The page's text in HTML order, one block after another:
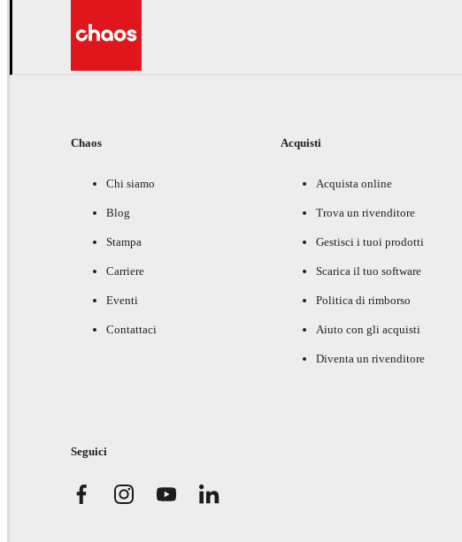
Chaos
Chi siamo
Blog
Stampa
Carriere
Eventi
Contattaci
Acquisti
Acquista online
Trova un rivenditore
Gestisci i tuoi prodotti
Scarica il tuo software
Politica di rimborso
Aiuto con gli acquisti
Diventa un rivenditore
Seguici